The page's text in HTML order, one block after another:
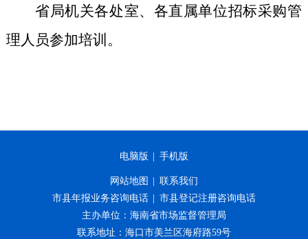
省局机关各处室、各直属单位招标采购管
理人员参加培训。
电脑版 手机版
网站地图
联系我们
市县年报业务咨询电话
市县登记注册咨询电话
主办单位：海南省市场监督管理局
联系地址：海口市美兰区海府路59号